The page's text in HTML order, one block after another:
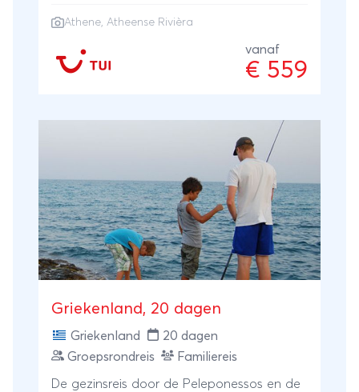
Athene , Atheense Rivièra
vanaf
€ 559
Griekenland, 20 dagen
Griekenland
20 dagen
Groepsrondreis
Familiereis
De gezinsreis door de Peleponessos en de